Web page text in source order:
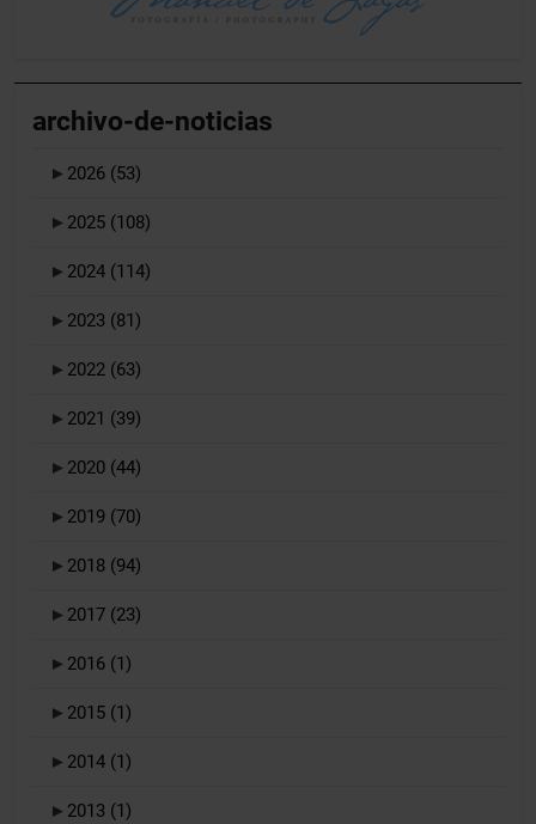
archivo-de-noticias
► 2026 (53)
► 2025 (108)
► 2024 (114)
► 2023 (81)
► 2022 (63)
► 2021 (39)
► 2020 (44)
► 2019 (70)
► 2018 (94)
► 2017 (23)
► 2016 (1)
► 2015 (1)
► 2014 (1)
► 2013 (1)